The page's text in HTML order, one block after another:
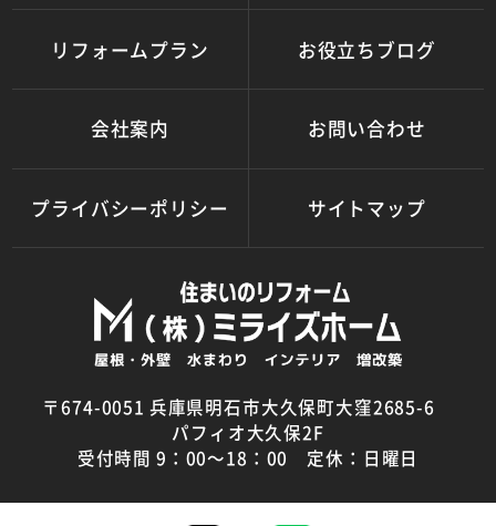
リフォームプラン お役立ちブログ
会社案内 お問い合わせ
プライバシーポリシー サイトマップ
〒674-0051 兵庫県明石市大久保町大窪2685-6
パフィオ大久保2F
受付時間 9：00～18：00 定休：日曜日